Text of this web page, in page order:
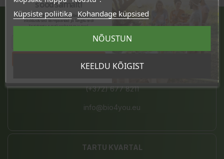
JÄRVE KESKUS
Pärnu mnt. 238, 11624 Tallinn
E-L 10-21, P 10-19
(+372) 677 8211
info@bio4you.eu
TARTU KVARTAL
Küpsiste poliitika Kohandage küpsised
KEELDU KÕIGIST
NÕUSTUN
soodsamalt!
Sind ootavad spetsiaalsed allahindlused,
eksklusiivsed kampaaniad ja kingitused!
Registreeru e-maili aadressiga ja saad